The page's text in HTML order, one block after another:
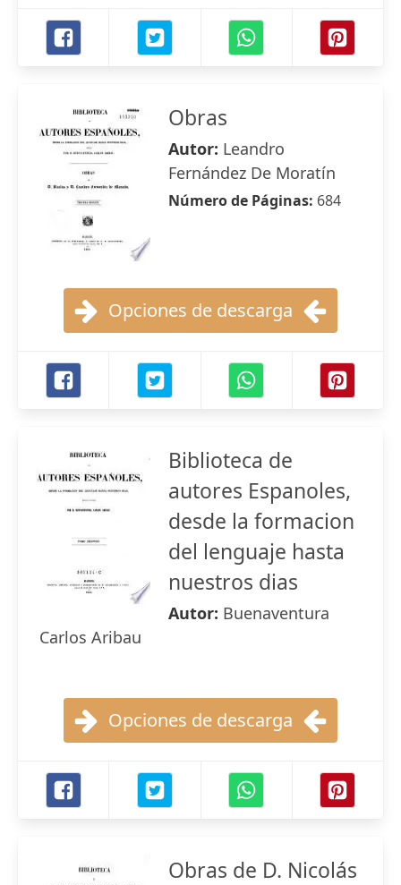
Obras
Autor: Leandro
Fernández De Moratín
Número de Páginas: 684
Opciones de descarga
Biblioteca de
autores Espanoles,
desde la formacion
del lenguaje hasta
nuestros dias
Autor: Buenaventura
Carlos Aribau
Opciones de descarga
Obras de D. Nicolás